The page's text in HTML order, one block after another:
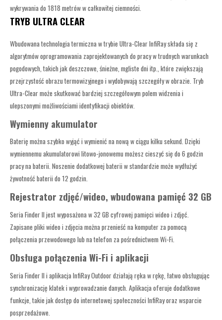
wykrywania do 1818 metrów w całkowitej ciemności.
TRYB ULTRA CLEAR
Wbudowana technologia termiczna w trybie Ultra-Clear InfiRay składa się z
algorytmów oprogramowania zaprojektowanych do pracy w trudnych warunkach
pogodowych, takich jak deszczowe, śnieżne, mgliste dni itp., które zwiększają
przejrzystość obrazu termowizyjnego i wydobywają szczegóły w obrazie. Tryb
Ultra-Clear może skutkować bardziej szczegółowym polem widzenia i
ulepszonymi możliwościami identyfikacji obiektów.
Wymienny akumulator
Baterię można szybko wyjąć i wymienić na nową w ciągu kilku sekund. Dzięki
wymiennemu akumulatorowi litowo-jonowemu możesz cieszyć się do 6 godzin
pracy na baterii. Noszenie dodatkowej baterii w standardzie może wydłużyć
żywotność baterii do 12 godzin.
Rejestrator zdjęć/wideo, wbudowana pamięć 32 GB
Seria Finder II jest wyposażona w 32 GB cyfrowej pamięci wideo i zdjęć.
Zapisane pliki wideo i zdjęcia można przenieść na komputer za pomocą
połączenia przewodowego lub na telefon za pośrednictwem Wi-Fi.
Obsługa połączenia Wi-Fi i aplikacji
Seria Finder II i aplikacja InfiRay Outdoor działają ręka w rękę, łatwo obsługując
synchronizację klatek i wyprowadzanie danych. Aplikacja oferuje dodatkowe
funkcje, takie jak dostęp do internetowej społeczności InfiRay oraz wsparcie
posprzedażowe.